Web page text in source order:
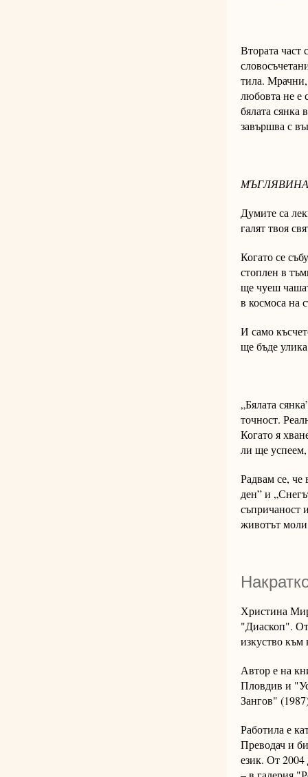
Втората
тила. Мрачни,
любовта не е
бялата сянка
завършва с
МЪГЛЯВИНА
Думите са
галят твоя
Когато се
стоплен в
ще чуеш
в космоса на
И само
ще бъде
„Бялата
точност.
Когато я
ли ще успеем,
Радвам се, че
ден” и
съпричаност
животът
Христина
"Диаскоп".
изкуство
Автор е на
Пловдив и
Зангов"
Работила е
Преводач и
език. От